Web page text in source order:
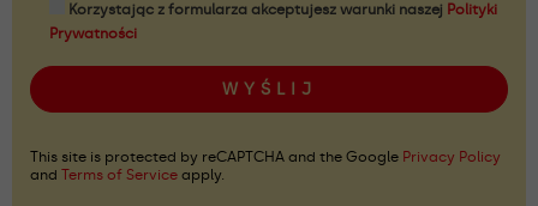
Korzystając z formularza akceptujesz warunki naszej Polityki
Prywatności
This site is protected by reCAPTCHA and the Google Privacy Policy
and Terms of Service apply.